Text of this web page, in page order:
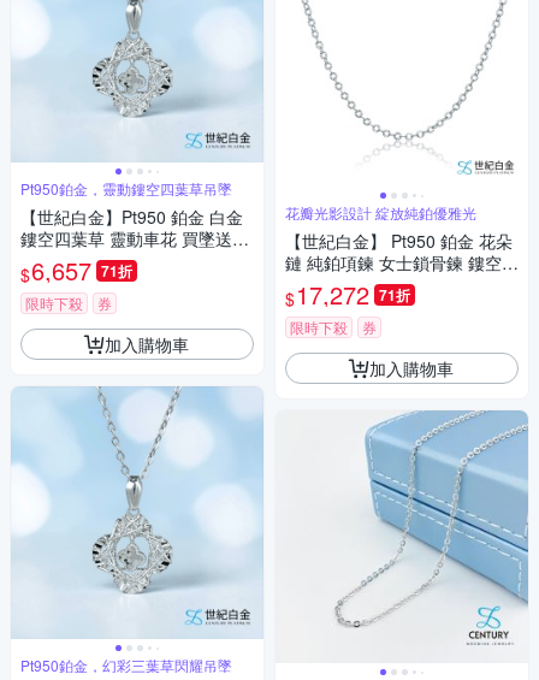
Pt950鉑金，靈動鏤空四葉草吊墜
【世紀白金】Pt950 鉑金 白金
鏤空四葉草 靈動車花 買墜送鍊
吊墜 氣質百搭 禮物
$6,657 71折
限時下殺 券
加入購物車
Pt950鉑金，幻彩三葉草閃耀吊墜
花瓣光影設計 綻放純鉑優雅光
【世紀白金】 Pt950 鉑金 花朵
鏈 純鉑項鍊 女士鎖骨鍊 鏤空切
割閃耀設計款
$17,272 71折
限時下殺 券
加入購物車